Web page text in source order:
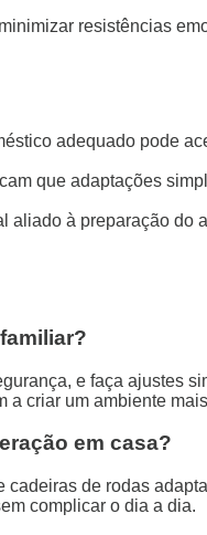
resistências
adequado pode
que adaptações
à preparação do
e faça ajustes
a criar um ambiente
em casa?
de rodas
complicar o dia a dia.